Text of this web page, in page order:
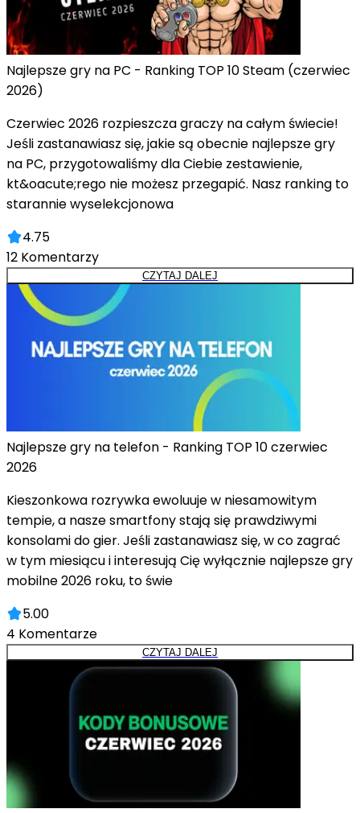
Najlepsze gry na PC - Ranking TOP 10 Steam (czerwiec
2026)
Czerwiec 2026 rozpieszcza graczy na całym świecie!
Jeśli zastanawiasz się, jakie są obecnie najlepsze gry
na PC, przygotowaliśmy dla Ciebie zestawienie,
kt&oacute;rego nie możesz przegapić. Nasz ranking to
starannie wyselekcjonowa
4.75
12 Komentarzy
CZYTAJ DALEJ
Najlepsze gry na telefon - Ranking TOP 10 czerwiec
2026
Kieszonkowa rozrywka ewoluuje w niesamowitym
tempie, a nasze smartfony stają się prawdziwymi
konsolami do gier. Jeśli zastanawiasz się, w co zagrać
w tym miesiącu i interesują Cię wyłącznie najlepsze gry
mobilne 2026 roku, to świe
5.00
4 Komentarze
CZYTAJ DALEJ